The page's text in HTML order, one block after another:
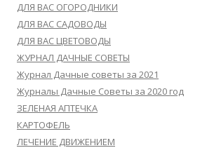
ДЛЯ ВАС ОГОРОДНИКИ
ДЛЯ ВАС САДОВОДЫ
ДЛЯ ВАС ЦВЕТОВОДЫ
ЖУРНАЛ ДАЧНЫЕ СОВЕТЫ
Журнал Дачные советы за 2021
Журналы Дачные Советы за 2020 год
ЗЕЛЕНАЯ АПТЕЧКА
КАРТОФЕЛЬ
ЛЕЧЕНИЕ ДВИЖЕНИЕМ